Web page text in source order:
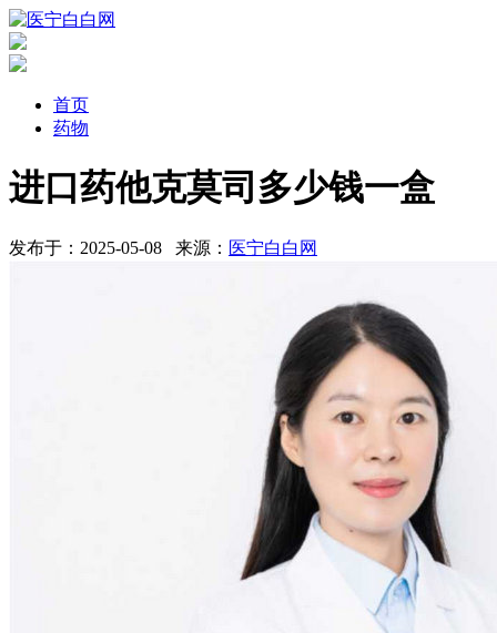
首页
药物
进口药他克莫司多少钱一盒
发布于：2025-05-08 来源： 医宁白白网